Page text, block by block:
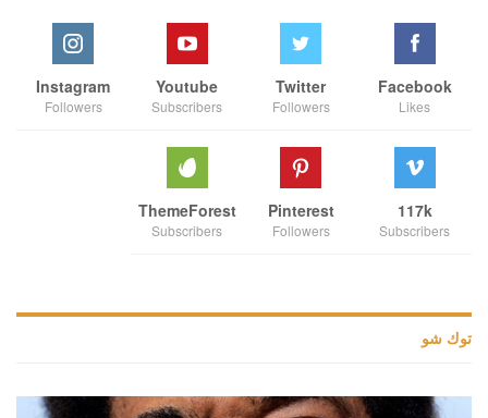
Facebook
Likes
Twitter
Followers
Youtube
Subscribers
Instagram
Followers
117k
Subscribers
Pinterest
Followers
ThemeForest
Subscribers
توك شو